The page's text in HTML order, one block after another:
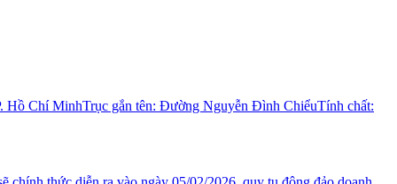
Hồ Chí MinhTrục gắn tên: Đường Nguyễn Đình ChiểuTính chất: